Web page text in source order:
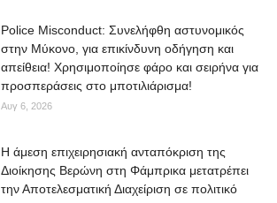
Police Misconduct: Συνελήφθη αστυνομικός
στην Μύκονο, για επικίνδυνη οδήγηση και
απείθεια! Χρησιμοποίησε φάρο και σειρήνα για
προσπεράσεις στο μποτιλιάρισμα!
Αυγ 6, 2026
Η άμεση επιχειρησιακή ανταπόκριση της
Διοίκησης Βερώνη στη Φάμπρικα μετατρέπει
την Αποτελεσματική Διαχείριση σε πολιτικό